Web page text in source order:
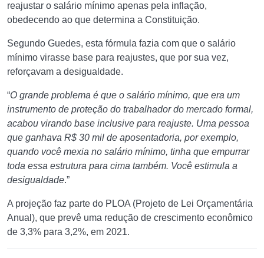
reajustar o salário mínimo apenas pela inflação,
obedecendo ao que determina a Constituição.
Segundo Guedes, esta fórmula fazia com que o salário
mínimo virasse base para reajustes, que por sua vez,
reforçavam a desigualdade.
“O grande problema é que o salário mínimo, que era um
instrumento de proteção do trabalhador do mercado formal,
acabou virando base inclusive para reajuste. Uma pessoa
que ganhava R$ 30 mil de aposentadoria, por exemplo,
quando você mexia no salário mínimo, tinha que empurrar
toda essa estrutura para cima também. Você estimula a
desigualdade.”
A projeção faz parte do PLOA (Projeto de Lei Orçamentária
Anual), que prevê uma redução de crescimento econômico
de 3,3% para 3,2%, em 2021.